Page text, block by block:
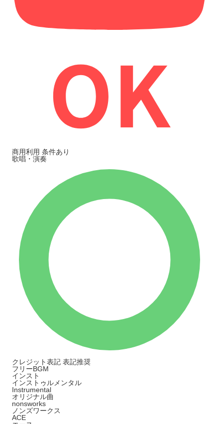
商用利用 条件あり
歌唱・演奏
クレジット表記 表記推奨
フリーBGM
インスト
インストゥルメンタル
Instrumental
オリジナル曲
nonsworks
ノンズワークス
ACE